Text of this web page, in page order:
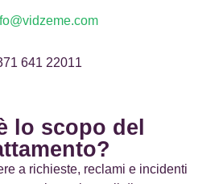
641 22011​
lo scopo del
a richieste, reclami e incidenti